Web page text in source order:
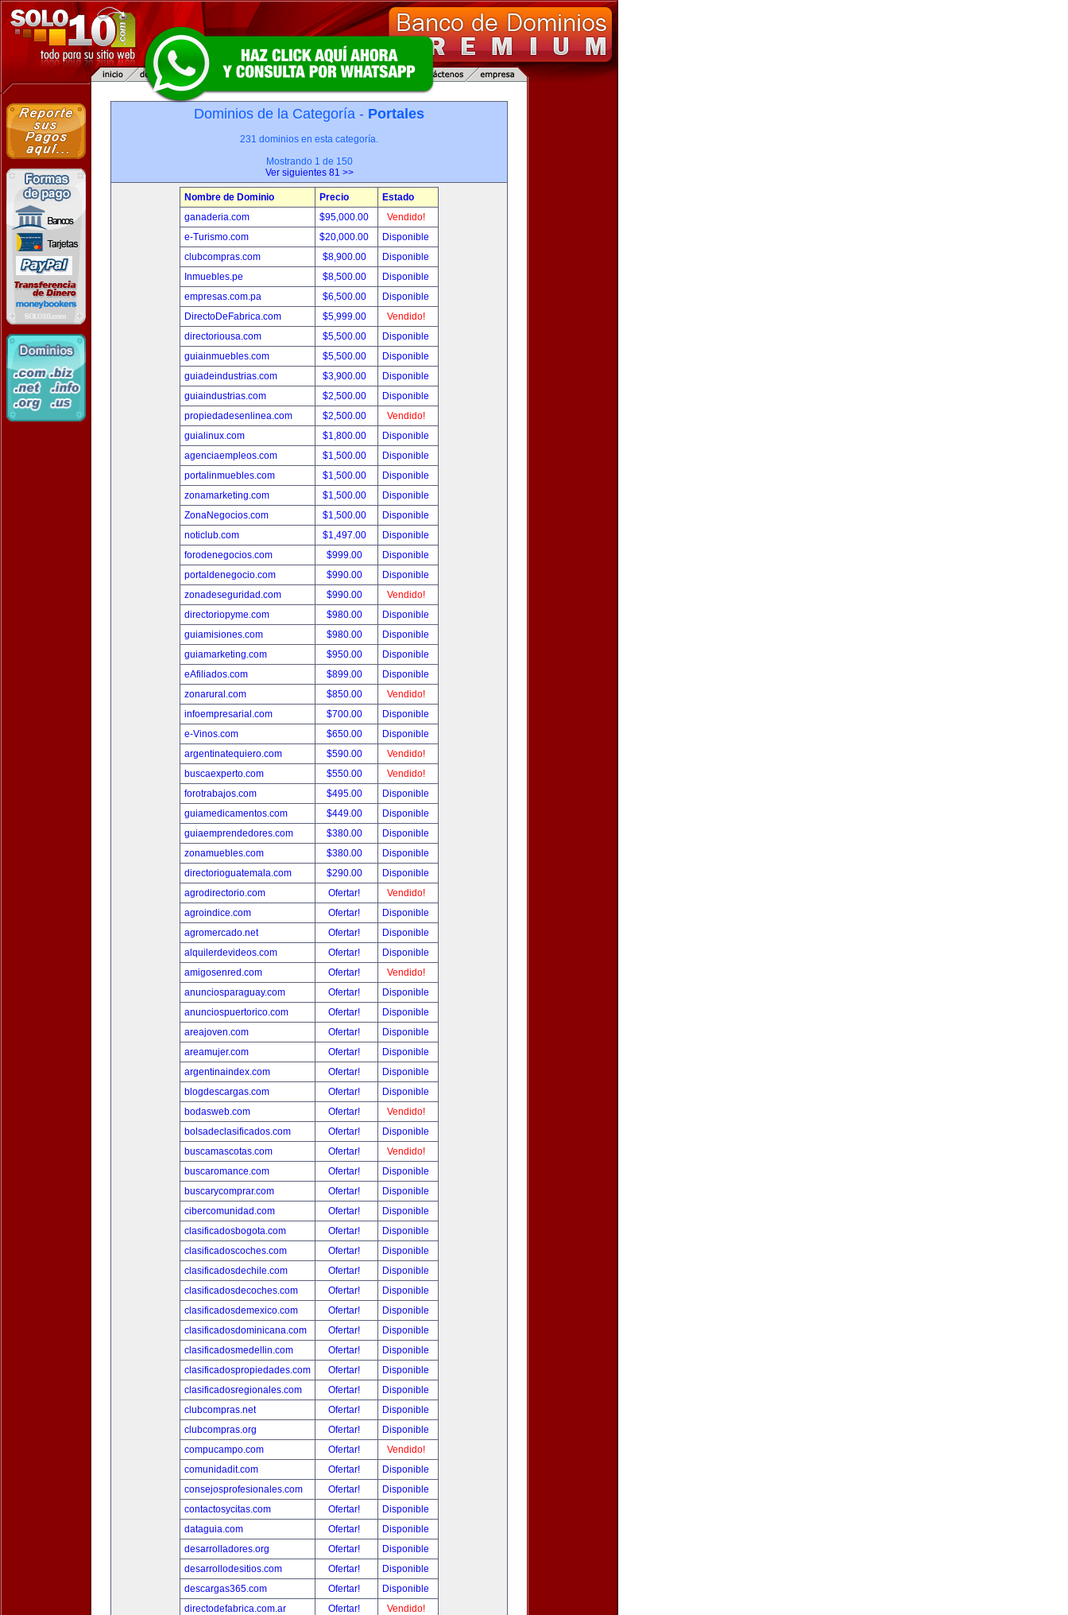
Dominios de la Categoría - Portales
231 dominios en esta categoría.
Mostrando 1 de 150
Ver siguientes 81 >>
Nombre de Dominio Precio
Estado
ganaderia.com
$95,000.00
Vendido!
e-Turismo.com
$20,000.00
Disponible
clubcompras.com
$8,900.00
Disponible
Inmuebles.pe
$8,500.00
Disponible
empresas.com.pa
$6,500.00
Disponible
DirectoDeFabrica.com
$5,999.00
Vendido!
directoriousa.com
$5,500.00
Disponible
guiainmuebles.com
$5,500.00
Disponible
guiadeindustrias.com
$3,900.00
Disponible
guiaindustrias.com
$2,500.00
Disponible
propiedadesenlinea.com
$2,500.00
Vendido!
guialinux.com
$1,800.00
Disponible
agenciaempleos.com
$1,500.00
Disponible
portalinmuebles.com
$1,500.00
Disponible
zonamarketing.com
$1,500.00
Disponible
ZonaNegocios.com
$1,500.00
Disponible
noticlub.com
$1,497.00
Disponible
forodenegocios.com
$999.00
Disponible
portaldenegocio.com
$990.00
Disponible
zonadeseguridad.com
$990.00
Vendido!
directoriopyme.com
$980.00
Disponible
guiamisiones.com
$980.00
Disponible
guiamarketing.com
$950.00
Disponible
eAfiliados.com
$899.00
Disponible
zonarural.com
$850.00
Vendido!
infoempresarial.com
$700.00
Disponible
e-Vinos.com
$650.00
Disponible
argentinatequiero.com
$590.00
Vendido!
buscaexperto.com
$550.00
Vendido!
forotrabajos.com
$495.00
Disponible
guiamedicamentos.com
$449.00
Disponible
guiaemprendedores.com
$380.00
Disponible
zonamuebles.com
$380.00
Disponible
directorioguatemala.com
$290.00
Disponible
agrodirectorio.com
Ofertar!
Vendido!
agroindice.com
Ofertar!
Disponible
agromercado.net
Ofertar!
Disponible
alquilerdevideos.com
Ofertar!
Disponible
amigosenred.com
Ofertar!
Vendido!
anunciosparaguay.com
Ofertar!
Disponible
anunciospuertorico.com
Ofertar!
Disponible
areajoven.com
Ofertar!
Disponible
areamujer.com
Ofertar!
Disponible
argentinaindex.com
Ofertar!
Disponible
blogdescargas.com
Ofertar!
Disponible
bodasweb.com
Ofertar!
Vendido!
bolsadeclasificados.com
Ofertar!
Disponible
buscamascotas.com
Ofertar!
Vendido!
buscaromance.com
Ofertar!
Disponible
buscarycomprar.com
Ofertar!
Disponible
cibercomunidad.com
Ofertar!
Disponible
clasificadosbogota.com
Ofertar!
Disponible
clasificadoscoches.com
Ofertar!
Disponible
clasificadosdechile.com
Ofertar!
Disponible
clasificadosdecoches.com
Ofertar!
Disponible
clasificadosdemexico.com
Ofertar!
Disponible
clasificadosdominicana.com
Ofertar!
Disponible
clasificadosmedellin.com
Ofertar!
Disponible
clasificadospropiedades.com
Ofertar!
Disponible
clasificadosregionales.com
Ofertar!
Disponible
clubcompras.net
Ofertar!
Disponible
clubcompras.org
Ofertar!
Disponible
compucampo.com
Ofertar!
Vendido!
comunidadit.com
Ofertar!
Disponible
consejosprofesionales.com
Ofertar!
Disponible
contactosycitas.com
Ofertar!
Disponible
dataguia.com
Ofertar!
Disponible
desarrolladores.org
Ofertar!
Disponible
desarrollodesitios.com
Ofertar!
Disponible
descargas365.com
Ofertar!
Disponible
directodefabrica.com.ar
Ofertar!
Vendido!